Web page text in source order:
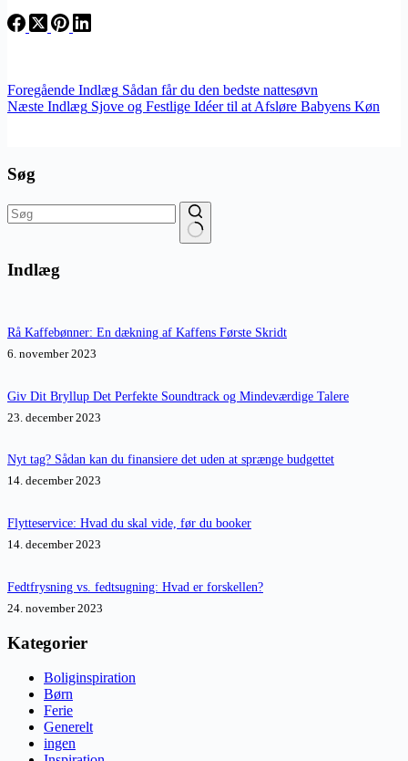
Foregående Indlæg Sådan får du den bedste nattesøvn
Næste Indlæg Sjove og Festlige Idéer til at Afsløre Babyens Køn
Søg
resultater
Indlæg
Rå Kaffebønner: En dækning af Kaffens Første Skridt
6. november 2023
Giv Dit Bryllup Det Perfekte Soundtrack og Mindeværdige Talere
23. december 2023
Nyt tag? Sådan kan du finansiere det uden at sprænge budgettet
14. december 2023
Flytteservice: Hvad du skal vide, før du booker
14. december 2023
Fedtfrysning vs. fedtsugning: Hvad er forskellen?
24. november 2023
Kategorier
Boliginspiration
Børn
Ferie
Generelt
ingen